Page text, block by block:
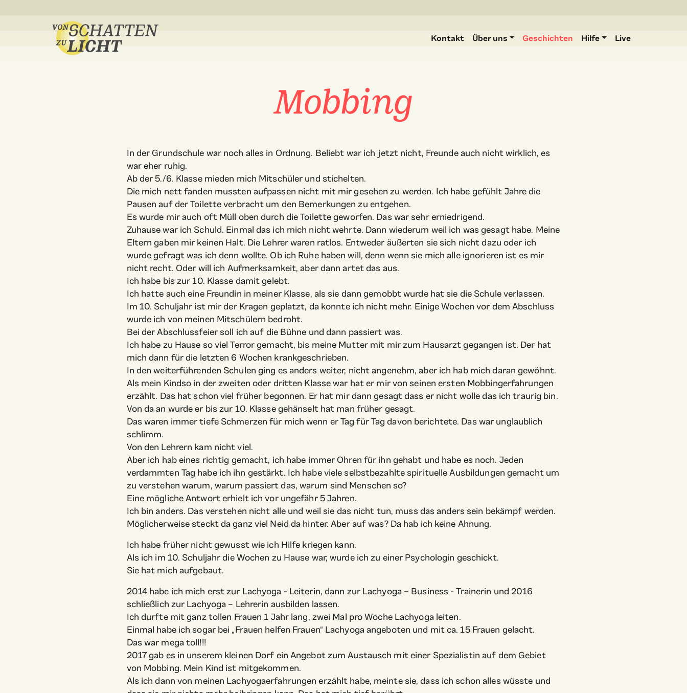
Kontakt Über uns Geschichten Hilfe Live
Mobbing
In der Grundschule war noch alles in Ordnung. Beliebt war ich jetzt nicht, Freunde auch nicht wirklich, es
war eher ruhig.
Ab der 5./6. Klasse mieden mich Mitschüler und stichelten.
Die mich nett fanden mussten aufpassen nicht mit mir gesehen zu werden. Ich habe gefühlt Jahre die
Pausen auf der Toilette verbracht um den Bemerkungen zu entgehen.
Es wurde mir auch oft Müll oben durch die Toilette geworfen. Das war sehr erniedrigend.
Zuhause war ich Schuld. Einmal das ich mich nicht wehrte. Dann wiederum weil ich was gesagt habe. Meine
Eltern gaben mir keinen Halt. Die Lehrer waren ratlos. Entweder äußerten sie sich nicht dazu oder ich
wurde gefragt was ich denn wollte. Ob ich Ruhe haben will, denn wenn sie mich alle ignorieren ist es mir
nicht recht. Oder will ich Aufmerksamkeit, aber dann artet das aus.
Ich habe bis zur 10. Klasse damit gelebt.
Ich hatte auch eine Freundin in meiner Klasse, als sie dann gemobbt wurde hat sie die Schule verlassen.
Im 10. Schuljahr ist mir der Kragen geplatzt, da konnte ich nicht mehr. Einige Wochen vor dem Abschluss
wurde ich von meinen Mitschülern bedroht.
Bei der Abschlussfeier soll ich auf die Bühne und dann passiert was.
Ich habe zu Hause so viel Terror gemacht, bis meine Mutter mit mir zum Hausarzt gegangen ist. Der hat
mich dann für die letzten 6 Wochen krankgeschrieben.
In den weiterführenden Schulen ging es anders weiter, nicht angenehm, aber ich hab mich daran gewöhnt.
Als mein Kindso in der zweiten oder dritten Klasse war hat er mir von seinen ersten Mobbingerfahrungen
erzählt. Das hat schon viel früher begonnen. Er hat mir dann gesagt dass er nicht wolle das ich traurig bin.
Von da an wurde er bis zur 10. Klasse gehänselt hat man früher gesagt.
Das waren immer tiefe Schmerzen für mich wenn er Tag für Tag davon berichtete. Das war unglaublich
schlimm.
Von den Lehrern kam nicht viel.
Aber ich hab eines richtig gemacht, ich habe immer Ohren für ihn gehabt und habe es noch. Jeden
verdammten Tag habe ich ihn gestärkt. Ich habe viele selbstbezahlte spirituelle Ausbildungen gemacht um
zu verstehen warum, warum passiert das, warum sind Menschen so?
Eine mögliche Antwort erhielt ich vor ungefähr 5 Jahren.
Ich bin anders. Das verstehen nicht alle und weil sie das nicht tun, muss das anders sein bekämpf werden.
Möglicherweise steckt da ganz viel Neid da hinter. Aber auf was? Da hab ich keine Ahnung.
Ich habe früher nicht gewusst wie ich Hilfe kriegen kann.
Als ich im 10. Schuljahr die Wochen zu Hause war, wurde ich zu einer Psychologin geschickt.
Sie hat mich aufgebaut.
2014 habe ich mich erst zur Lachyoga - Leiterin, dann zur Lachyoga – Business - Trainerin und 2016
schließlich zur Lachyoga – Lehrerin ausbilden lassen.
Ich durfte mit ganz tollen Frauen 1 Jahr lang, zwei Mal pro Woche Lachyoga leiten.
Einmal habe ich sogar bei „Frauen helfen Frauen“ Lachyoga angeboten und mit ca. 15 Frauen gelacht.
Das war mega toll!!!
2017 gab es in unserem kleinen Dorf ein Angebot zum Austausch mit einer Spezialistin auf dem Gebiet
von Mobbing. Mein Kind ist mitgekommen.
Als ich dann von meinen Lachyogaerfahrungen erzählt habe, meinte sie, dass ich schon alles wüsste und